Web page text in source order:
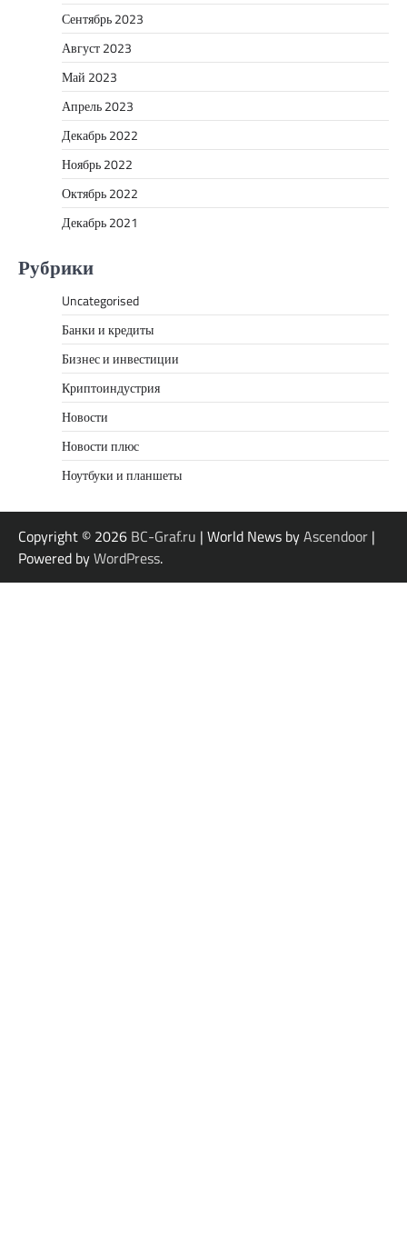
Сентябрь 2023
Август 2023
Май 2023
Апрель 2023
Декабрь 2022
Ноябрь 2022
Октябрь 2022
Декабрь 2021
Рубрики
Uncategorised
Банки и кредиты
Бизнес и инвестиции
Криптоиндустрия
Новости
Новости плюс
Ноутбуки и планшеты
Copyright © 2026 BC-Graf.ru | World News byAscendoor |
Powered byWordPress.